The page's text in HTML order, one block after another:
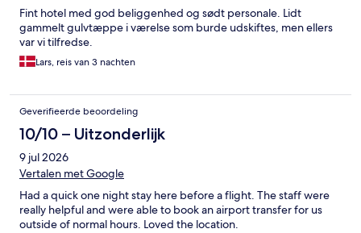
Fint hotel med god beliggenhed og sødt personale. Lidt
gammelt gulvtæppe i værelse som burde udskiftes, men ellers
var vi tilfredse.
Lars, reis van 3 nachten
Geverifieerde beoordeling
10/10 – Uitzonderlijk
9 jul 2026
Vertalen met Google
Had a quick one night stay here before a flight. The staff were
really helpful and were able to book an airport transfer for us
outside of normal hours. Loved the location.